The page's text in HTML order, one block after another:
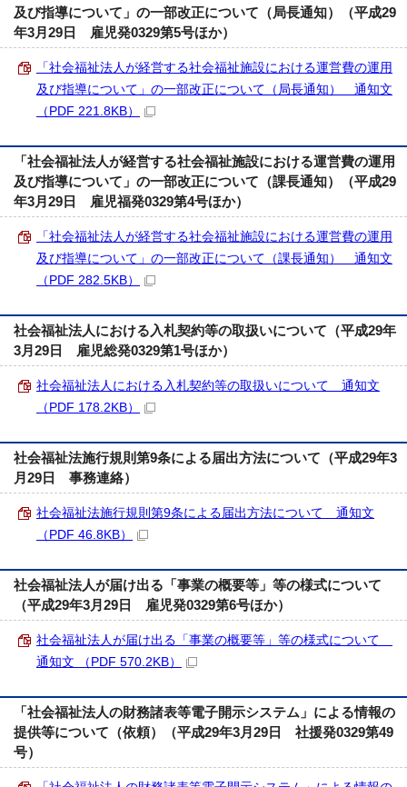
及び指導について」の一部改正について（局長通知）（平成29
年3月29日 雇児発0329第5号ほか）
「社会福祉法人が経営する社会福祉施設における運営費の運用
及び指導について」の一部改正について（局長通知） 通知文
（PDF 221.8KB）
「社会福祉法人が経営する社会福祉施設における運営費の運用
及び指導について」の一部改正について（課長通知）（平成29
年3月29日 雇児福発0329第4号ほか）
「社会福祉法人が経営する社会福祉施設における運営費の運用
及び指導について」の一部改正について（課長通知） 通知文
（PDF 282.5KB）
社会福祉法人における入札契約等の取扱いについて（平成29年
3月29日 雇児総発0329第1号ほか）
社会福祉法人における入札契約等の取扱いについて 通知文
（PDF 178.2KB）
社会福祉法施行規則第9条による届出方法について（平成29年3
月29日 事務連絡）
社会福祉法施行規則第9条による届出方法について 通知文
（PDF 46.8KB）
社会福祉法人が届け出る「事業の概要等」等の様式について
（平成29年3月29日 雇児発0329第6号ほか）
社会福祉法人が届け出る「事業の概要等」等の様式について
通知文 （PDF 570.2KB）
「社会福祉法人の財務諸表等電子開示システム」による情報の
提供等について（依頼）（平成29年3月29日 社援発0329第49
号）